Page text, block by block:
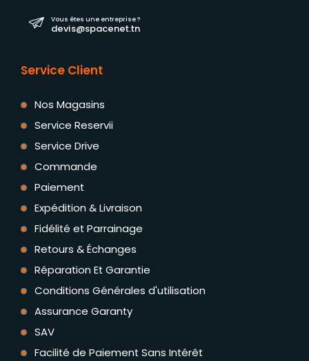
Vous êtes une entreprise ?
devis@spacenet.tn
Service Client
Nos Magasins
Service Reservii
Service Drive
Commande
Paiement
Expédition & Livraison
Fidélité et Parrainage
Retours & Échanges
Réparation Et Garantie
Conditions Générales d'utilisation
Assurance Garanty
SAV
Facilité de Paiement Sans Intérêt